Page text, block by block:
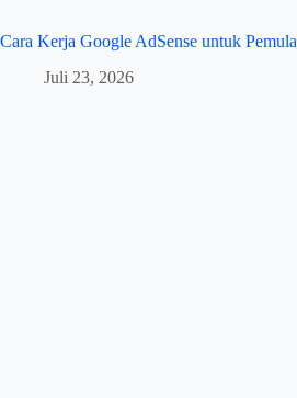
Cara Kerja Google AdSense untuk Pemula
Juli 23, 2026